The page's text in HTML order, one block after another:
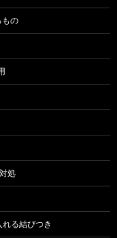
もの
処
る結びつき